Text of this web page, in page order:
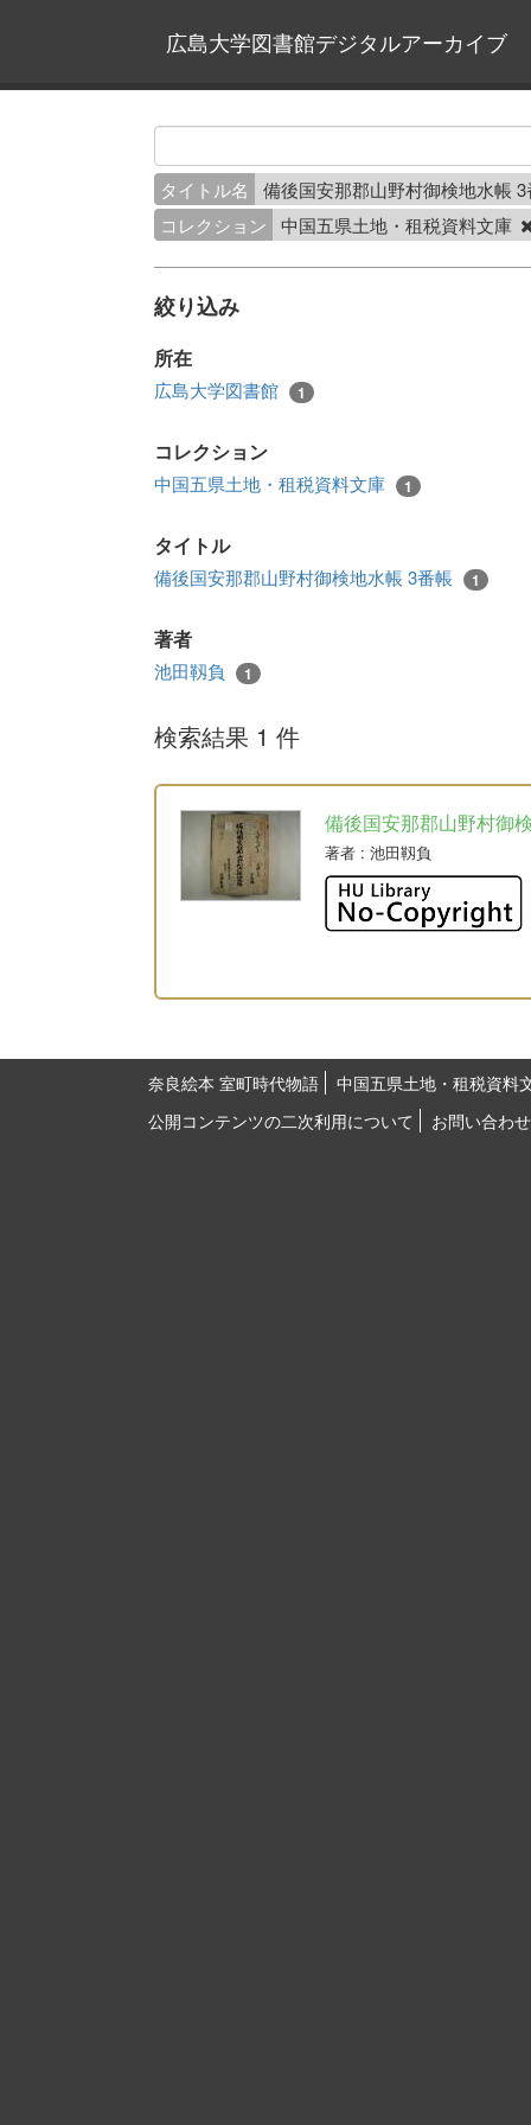
広島大学図書館デジタルアーカイブ
タイトル名
備後国安那郡山野村御検地水帳
コレクション
中国五県土地・租税資料文庫
絞り込み
所在
広島大学図書館 1
コレクション
中国五県土地・租税資料文庫 1
タイトル
備後国安那郡山野村御検地水帳 3番帳 1
著者
池田靱負 1
検索結果 1 件
備後国安那郡山野村御
著者 : 池田靱負
奈良絵本 室町時代物語
中国五県土地・租税資料
公開コンテンツの二次利用について
お問い合わせ